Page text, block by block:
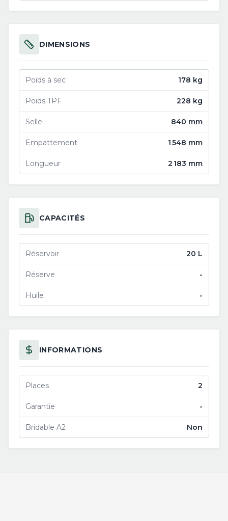
DIMENSIONS
Poids à sec 178 kg
Poids TPF 228 kg
Selle 840 mm
Empattement 1 548 mm
Longueur 2 183 mm
CAPACITÉS
Réservoir 20 L
Réserve -
Huile -
INFORMATIONS
Places 2
Garantie -
Bridable A2 Non